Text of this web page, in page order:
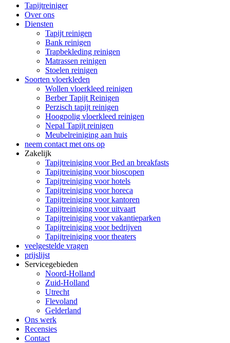
Tapijtreiniger
Over ons
Diensten
Tapijt reinigen
Bank reinigen
Trapbekleding reinigen
Matrassen reinigen
Stoelen reinigen
Soorten vloerkleden
Wollen vloerkleed reinigen
Berber Tapijt Reinigen
Perzisch tapijt reinigen
Hoogpolig vloerkleed reinigen
Nepal Tapijt reinigen
Meubelreiniging aan huis
neem contact met ons op
Zakelijk
Tapijtreiniging voor Bed an breakfasts
Tapijtreiniging voor bioscopen
Tapijtreiniging voor hotels
Tapijtreiniging voor horeca
Tapijtreiniging voor kantoren
Tapijtreiniging voor uitvaart
Tapijtreiniging voor vakantieparken
Tapijtreiniging voor bedrijven
Tapijtreiniging voor theaters
veelgestelde vragen
prijslijst
Servicegebieden
Noord-Holland
Zuid-Holland
Utrecht
Flevoland
Gelderland
Ons werk
Recensies
Contact